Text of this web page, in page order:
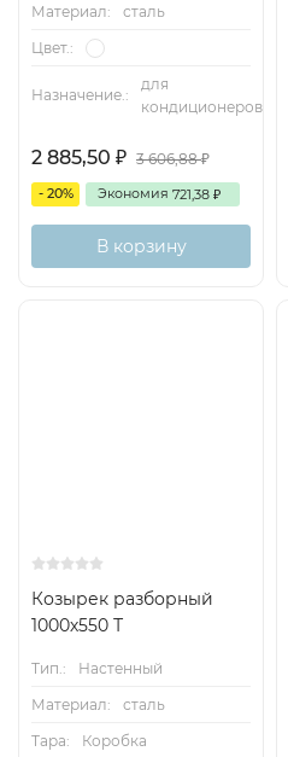
Материал:
сталь
Цвет.:
Назначение.:
для
кондиционеров
2 885,50 ₽ 3 606,88₽
- 20% Экономия 721,38 ₽
В корзину
Козырек разборный
1000х550 Т
Тип.:
Настенный
Материал:
сталь
Тара:
Коробка